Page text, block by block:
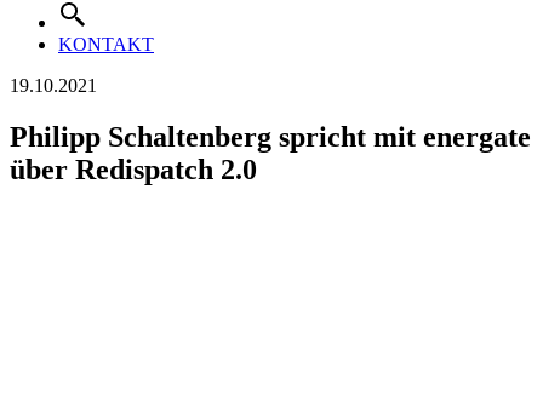
KONTAKT
19.10.2021
Philipp Schaltenberg spricht mit energate
über Redispatch 2.0